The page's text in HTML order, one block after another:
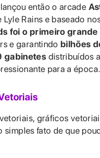
então o arcade
Rains e baseado
foi o primeiro
e garantindo bilhões
gabinetes distribuídos
para a época.
gráficos
fato de que